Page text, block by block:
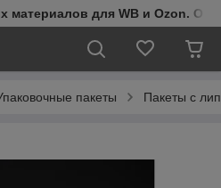
материалов для WB и Ozon.
пакеты Пакеты с